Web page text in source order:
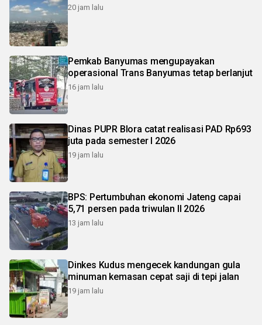
20 jam lalu
Pemkab Banyumas mengupayakan
operasional Trans Banyumas tetap berlanjut
16 jam lalu
Dinas PUPR Blora catat realisasi PAD Rp693
juta pada semester I 2026
19 jam lalu
BPS: Pertumbuhan ekonomi Jateng capai
5,71 persen pada triwulan II 2026
13 jam lalu
Dinkes Kudus mengecek kandungan gula
minuman kemasan cepat saji di tepi jalan
19 jam lalu